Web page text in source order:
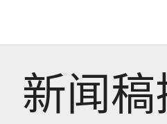
新闻